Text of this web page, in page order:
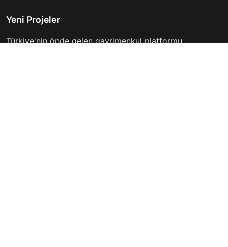
Yeni Projeler
Türkiye'nin önde gelen gayrimenkul platformu.